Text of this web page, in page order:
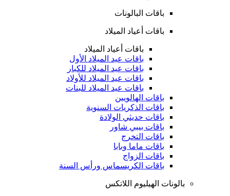
باقات البالونات
باقات أعياد الميلاد
باقات أعياد الميلاد
باقات عيد الميلاد الأول
باقات عيد الميلاد للكبار
باقات عيد الميلاد للأولاد
باقات عيد الميلاد للبنات
باقات الهالويين
باقات الذكريات السنوية
باقات حديثي الولادة
باقات بيبي شاور
باقات التخرج
باقات ماما وبابا
باقات الزواج
باقات الكريسماس ورأس السنة
بالونات الهيليوم اللاتكس